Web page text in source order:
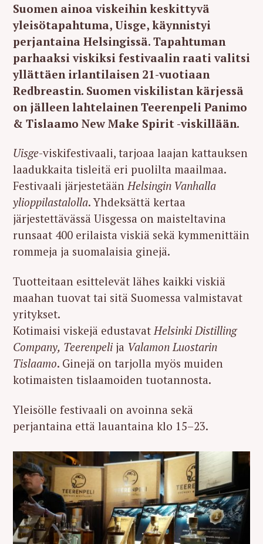
Suomen ainoa viskeihin keskittyvä
yleisötapahtuma, Uisge, käynnistyi
perjantaina Helsingissä. Tapahtuman
parhaaksi viskiksi festivaalin raati valitsi
yllättäen irlantilaisen 21-vuotiaan
Redbreastin. Suomen viskilistan kärjessä
on jälleen lahtelainen Teerenpeli Panimo
& Tislaamo New Make Spirit -viskillään.
Uisge-viskifestivaali, tarjoaa laajan kattauksen
laadukkaita tisleitä eri puolilta maailmaa.
Festivaali järjestetäänHelsingin Vanhalla
ylioppilastalolla. Yhdeksättä kertaa
järjestettävässä Uisgessa on maisteltavina
runsaat 400 erilaista viskiä sekä kymmenittäin
rommeja ja suomalaisia ginejä.
Tuotteitaan esittelevät lähes kaikki viskiä
maahan tuovat tai sitä Suomessa valmistavat
yritykset.
Kotimaisi viskejä edustavat Helsinki Distilling
Company, Teerenpeli ja Valamon Luostarin
Tislaamo. Ginejä on tarjolla myös muiden
kotimaisten tislaamoiden tuotannosta.
Yleisölle festivaali on avoinna sekä
perjantaina että lauantaina klo 15–23.